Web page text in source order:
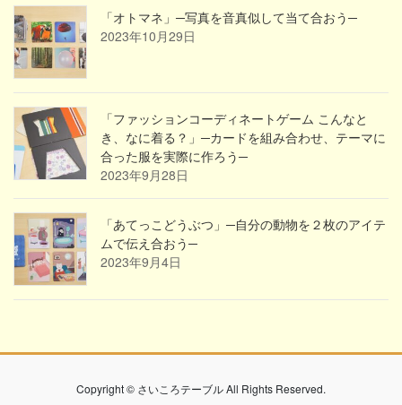
「オトマネ」─写真を音真似して当て合おう─
2023年10月29日
「ファッションコーディネートゲーム こんなと
き、なに着る？」─カードを組み合わせ、テーマに
合った服を実際に作ろう─
2023年9月28日
「あてっこどうぶつ」─自分の動物を２枚のアイテ
ムで伝え合おう─
2023年9月4日
Copyright © さいころテーブル All Rights Reserved.